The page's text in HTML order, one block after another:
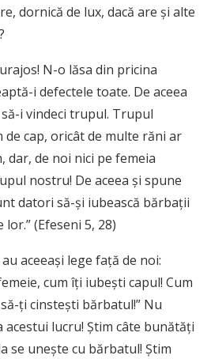
dornică de lux, dacă are și alte
N-o lăsa din pricina
i defectele toate. De aceea
i vindeci trupul. Trupul
cap, oricât de multe răni ar
dar, de noi nici pe femeia
nostru! De aceea și spune
datori să-și iubească bărbații
(Efeseni 5, 28)
aceeași lege față de noi:
cum îți iubești capul! Cum
ți cinstești bărbatul!” Nu
lucru! Știm câte bunătăți
se unește cu bărbatul! Știm